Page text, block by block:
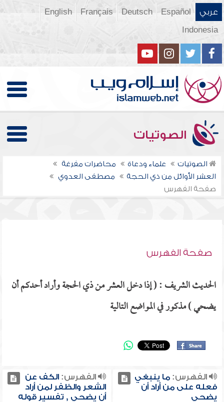
عربي Español
Deutsch
Français
English
Indonesia
الصوتيات
الصوتيات علماء ودعاة
محاضرات مفرغة
العشر الأوائل من ذي الحجة
مصطفى العدوي
صفحة الفهرس
صفحة الفهرس
الحديث الشريف : ( إذا دخل العشر من ذي الحجة وأراد أحدكم أن
يضحي ) مذكور في المواضع التالية
الفهرس:ما ينبغي
فعله على من أراد أن
يضحي
الفهرس:الكف عن
الشعر والظفر لمن أراد
أن يضحي , تفسير قوله